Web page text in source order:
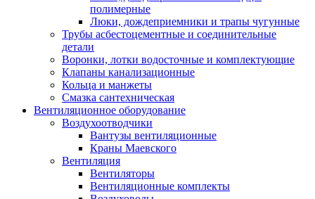
полимерные
Люки, дождеприемники и трапы чугунные
Трубы асбестоцементные и соединительные
детали
Воронки, лотки водосточные и комплектующие
Клапаны канализационные
Кольца и манжеты
Смазка сантехническая
Вентиляционное оборудование
Воздухоотводчики
Вантузы вентиляционные
Краны Маевского
Вентиляция
Вентиляторы
Вентиляционные комплекты